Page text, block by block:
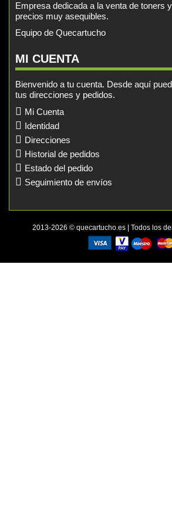
Empresa dedicada a la venta de toners
precios muy asequibles.
Equipo de Quecartucho
MI CUENTA
Bienvenido a tu cuenta. Desde aquí
tus direcciones y pedidos.
Mi Cuenta
Identidad
Direcciones
Historial de pedidos
Estado del pedido
Seguimiento de envíos
2013-2026 © quecartucho.es | Todos los